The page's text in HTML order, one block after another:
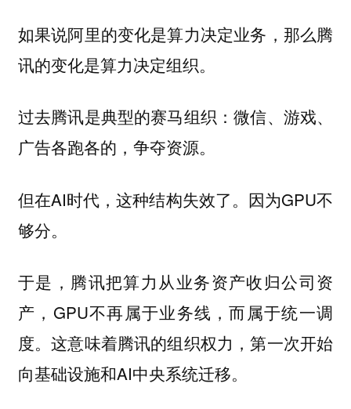
如果说阿里的变化是算力决定业务，那么腾
讯的变化是算力决定组织。
过去腾讯是典型的赛马组织：微信、游戏、
广告各跑各的，争夺资源。
但在AI时代，这种结构失效了。因为GPU不
够分。
于是，腾讯把算力从业务资产收归公司资
产，GPU不再属于业务线，而属于统一调
度。这意味着腾讯的组织权力，第一次开始
向基础设施和AI中央系统迁移。